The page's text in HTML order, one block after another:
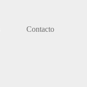
Contacto